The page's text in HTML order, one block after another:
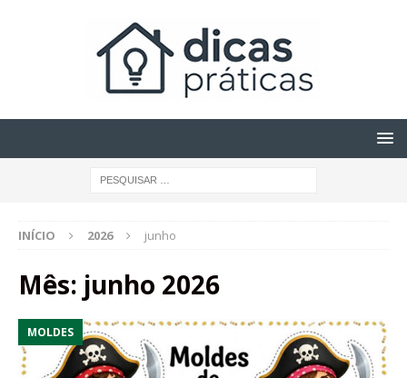
INÍCIO 2026 junho
Mês: junho 2026
MOLDES